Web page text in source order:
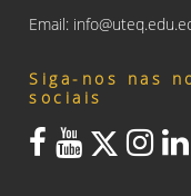
Email:
Siga-nos nas
sociais